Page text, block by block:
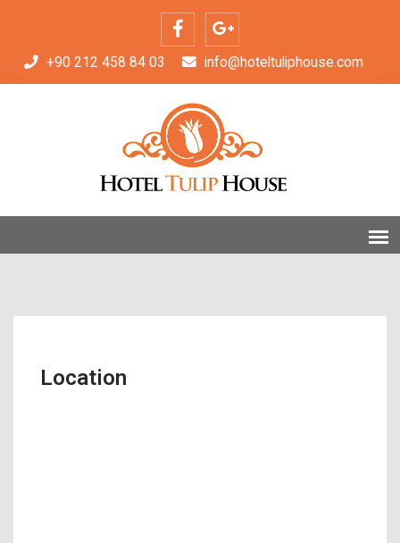
+90 212 458 84 03 info@hoteltuliphouse.com
Location